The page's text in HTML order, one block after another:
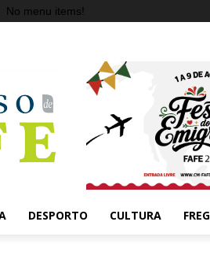
No menu items!
DESPORTO CULTURA